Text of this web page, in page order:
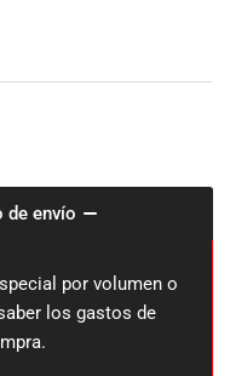
de envío
por volumen o
los gastos de